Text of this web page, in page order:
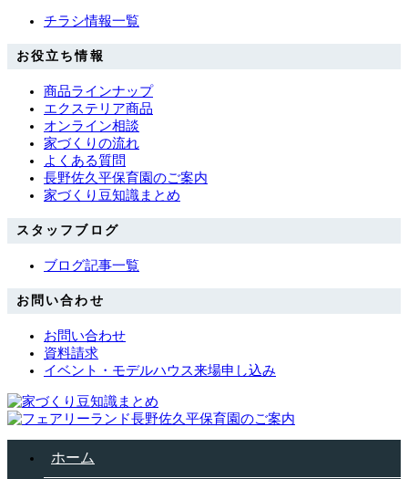
チラシ情報一覧
お役立ち情報
商品ラインナップ
エクステリア商品
オンライン相談
家づくりの流れ
よくある質問
長野佐久平保育園のご案内
家づくり豆知識まとめ
スタッフブログ
ブログ記事一覧
お問い合わせ
お問い合わせ
資料請求
イベント・モデルハウス来場申し込み
ホーム